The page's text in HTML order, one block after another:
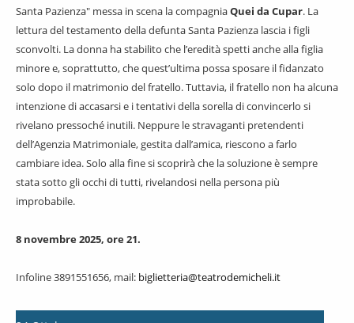
Santa Pazienza" messa in scena la compagniaQuei da Cupar. La
lettura del testamento della defunta Santa Pazienza lascia i figli
sconvolti. La donna ha stabilito che l’eredità spetti anche alla figlia
minore e, soprattutto, che quest’ultima possa sposare il fidanzato
solo dopo il matrimonio del fratello. Tuttavia, il fratello non ha alcuna
intenzione di accasarsi e i tentativi della sorella di convincerlo si
rivelano pressoché inutili. Neppure le stravaganti pretendenti
dell’Agenzia Matrimoniale, gestita dall’amica, riescono a farlo
cambiare idea. Solo alla fine si scoprirà che la soluzione è sempre
stata sotto gli occhi di tutti, rivelandosi nella persona più
improbabile.
8 novembre 2025, ore 21.
Infoline 3891551656, mail: biglietteria@teatrodemicheli.it